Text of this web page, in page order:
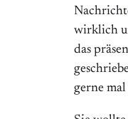
wirklich
das
gerne